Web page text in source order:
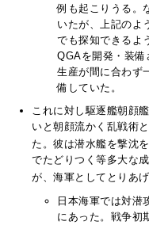
例も起こりうる。
いたが、上記のよ
でも探知できるよ
QGAを開発・装
生産が間に合わず
備していた。
これに対し駆逐艦朝顔
いと朝顔流かく乱戦術
た。彼は潜水艦を撃沈
でたどりつく等多大な
が、海軍としてとりあ
日本海軍では対潜
にあった。戦争初